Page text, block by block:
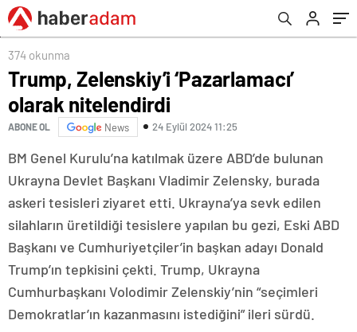
374 okunma
Trump, Zelenskiy’i ‘Pazarlamacı’
olarak nitelendirdi
ABONE OL News 24 Eylül 2024 11:25
BM Genel Kurulu’na katılmak üzere ABD’de bulunan
Ukrayna Devlet Başkanı Vladimir Zelensky, burada
askeri tesisleri ziyaret etti. Ukrayna’ya sevk edilen
silahların üretildiği tesislere yapılan bu gezi, Eski ABD
Başkanı ve Cumhuriyetçiler’in başkan adayı Donald
Trump’ın tepkisini çekti. Trump, Ukrayna
Cumhurbaşkanı Volodimir Zelenskiy’nin “seçimleri
Demokratlar’ın kazanmasını istediğini” ileri sürdü.